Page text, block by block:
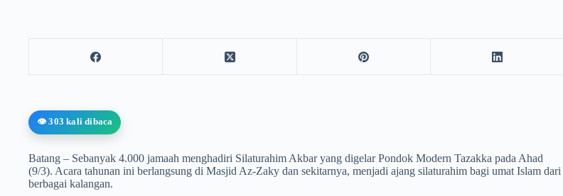
👁️ 303 kali dibaca
Batang – Sebanyak 4.000 jamaah menghadiri Silaturahim Akbar yang digelar Pondok Modern Tazakka pada Ahad
(9/3). Acara tahunan ini berlangsung di Masjid Az-Zaky dan sekitarnya, menjadi ajang silaturahim bagi umat Islam dari
berbagai kalangan.